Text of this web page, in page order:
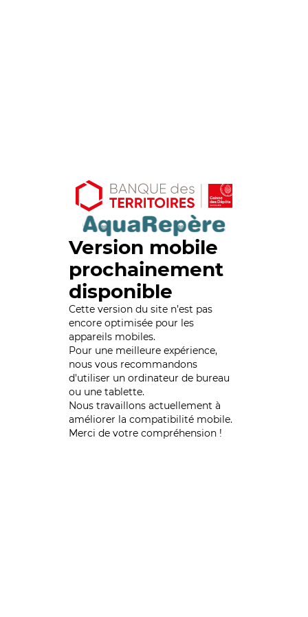
Version mobile
prochainement
disponible
Cette version du site n’est pas
encore optimisée pour les
appareils mobiles.
Pour une meilleure expérience,
nous vous recommandons
d'utiliser un ordinateur de bureau
ou une tablette.
Nous travaillons actuellement à
améliorer la compatibilité mobile.
Merci de votre compréhension !